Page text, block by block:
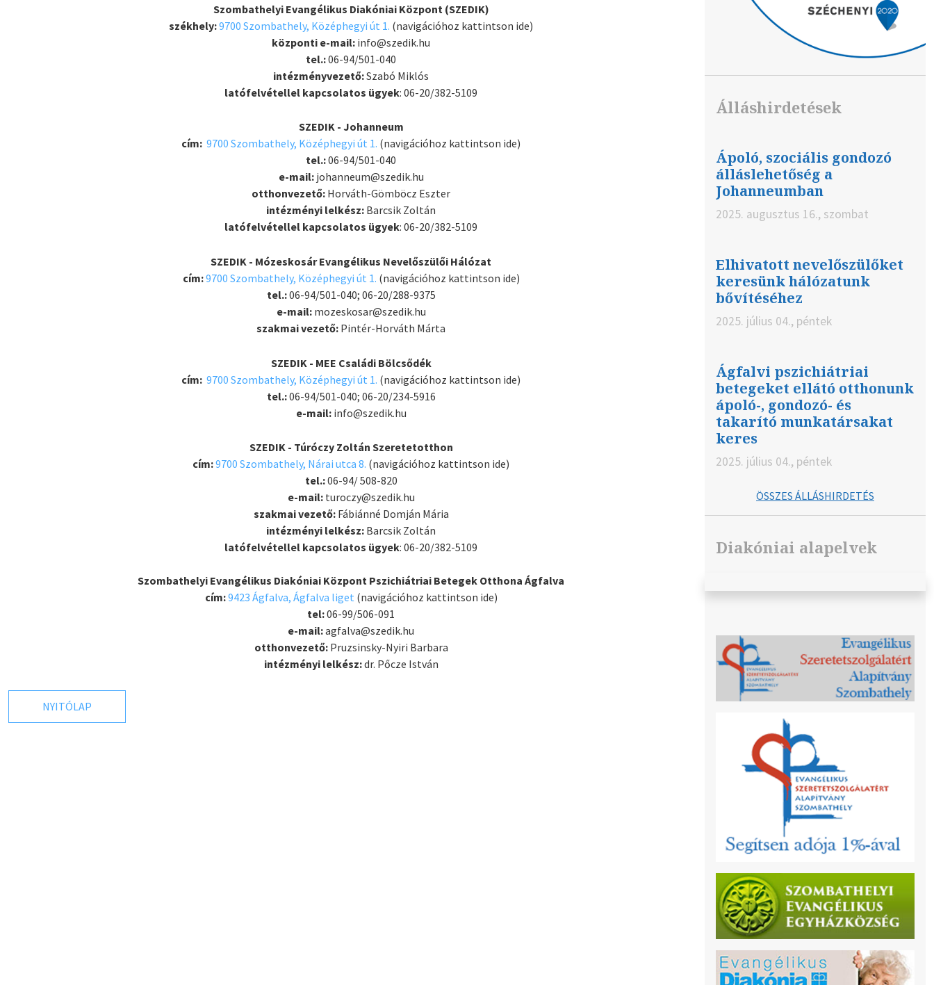
Szombathelyi Evangélikus Diakóniai Központ (SZEDIK)
székhely:9700 Szombathely, Középhegyi út 1. (navigációhoz kattintson ide)
központi e-mail: info@szedik.hu
tel.:06-94/501-040
intézményvezető:Szabó Miklós
latófelvétellel kapcsolatos ügyek: 06-20/382-5109
SZEDIK - Johanneum
cím: 9700 Szombathely, Középhegyi út 1. (navigációhoz kattintson ide)
tel.:06-94/501-040
e-mail: johanneum@szedik.hu
otthonvezető: Horváth-Gömböcz Eszter
intézményi lelkész: Barcsik Zoltán
latófelvétellel kapcsolatos ügyek: 06-20/382-5109
SZEDIK - Mózeskosár Evangélikus Nevelőszülői Hálózat
cím:9700 Szombathely, Középhegyi út 1. (navigációhoz kattintson ide)
tel.:06-94/501-040; 06-20/288-9375
e-mail: mozeskosar@szedik.hu
szakmai vezető: Pintér-Horváth Márta
SZEDIK - MEE Családi Bölcsődék
cím: 9700 Szombathely, Középhegyi út 1. (navigációhoz kattintson ide)
tel.:06-94/501-040; 06-20/234-5916
e-mail: info@szedik.hu
SZEDIK - Túróczy Zoltán Szeretetotthon
cím:9700 Szombathely, Nárai utca 8. (navigációhoz kattintson ide)
tel.:06-94/ 508-820
e-mail: turoczy@szedik.hu
szakmai vezető: Fábiánné Domján Mária
intézményi lelkész: Barcsik Zoltán
latófelvétellel kapcsolatos ügyek: 06-20/382-5109
Szombathelyi Evangélikus Diakóniai Központ Pszichiátriai Betegek Otthona Ágfalva
cím:9423 Ágfalva, Ágfalva liget (navigációhoz kattintson ide)
tel:06-99/506-091
e-mail:agfalva@szedik.hu
otthonvezető: Pruzsinsky-Nyiri Barbara
intézményi lelkész:dr. Pőcze István
NYITÓLAP
Álláshirdetések
Ápoló, szociális gondozó
álláslehetőség a
Johanneumban
2025. augusztus 16., szombat
Elhivatott nevelőszülőket
keresünk hálózatunk
bővítéséhez
2025. július 04., péntek
Ágfalvi pszichiátriai
betegeket ellátó otthonunk
ápoló-, gondozó- és
takarító munkatársakat
keres
2025. július 04., péntek
ÖSSZES ÁLLÁSHIRDETÉS
Diakóniai alapelvek